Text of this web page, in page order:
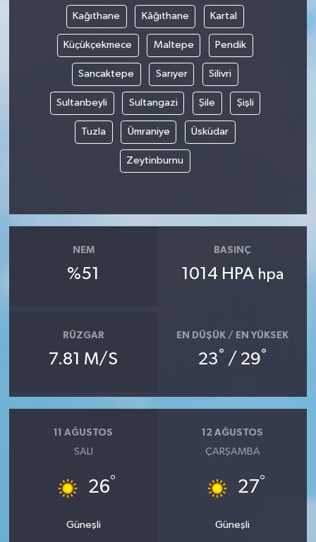
Kağıthane Kâğıthane Kartal
Küçükçekmece Maltepe Pendik
Sancaktepe Sarıyer Silivri
Sultanbeyli Sultangazi Şile Şişli
Tuzla Ümraniye Üsküdar
Zeytinburnu
NEM
%51
BASINÇ
1014 HPA hpa
RÜZGAR
7.81 M/S
EN DÜŞÜK / EN YÜKSEK
23° / 29°
11 AĞUSTOS
SALI
26°
Güneşli
12 AĞUSTOS
ÇARŞAMBA
27°
Güneşli